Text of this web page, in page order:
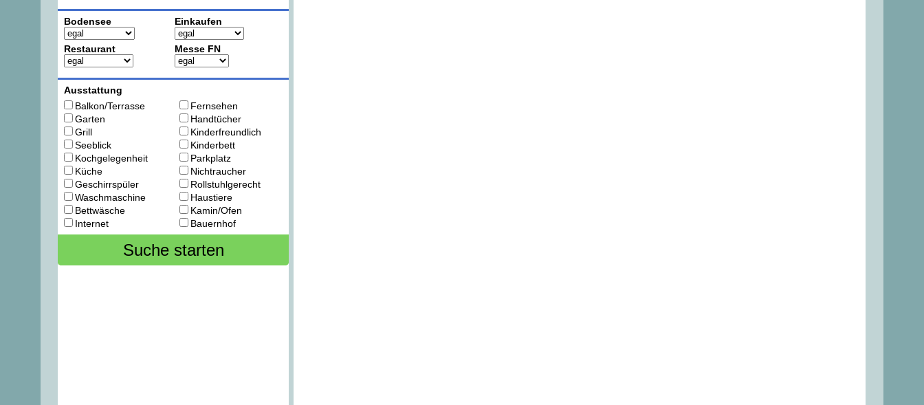
Bodensee Einkaufen
Restaurant Messe FN
Ausstattung
Balkon/Terrasse
Garten
Grill
Seeblick
Kochgelegenheit
Küche
Geschirrspüler
Waschmaschine
Bettwäsche
Internet
Fernsehen
Handtücher
Kinderfreundlich
Kinderbett
Parkplatz
Nichtraucher
Rollstuhlgerecht
Haustiere
Kamin/Ofen
Bauernhof